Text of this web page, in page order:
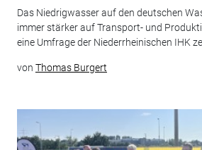
Das Niedrigwasser auf den deutschen
immer stärker auf Transport- und
eine Umfrage der Niederrheinischen IHK
von Thomas Burgert